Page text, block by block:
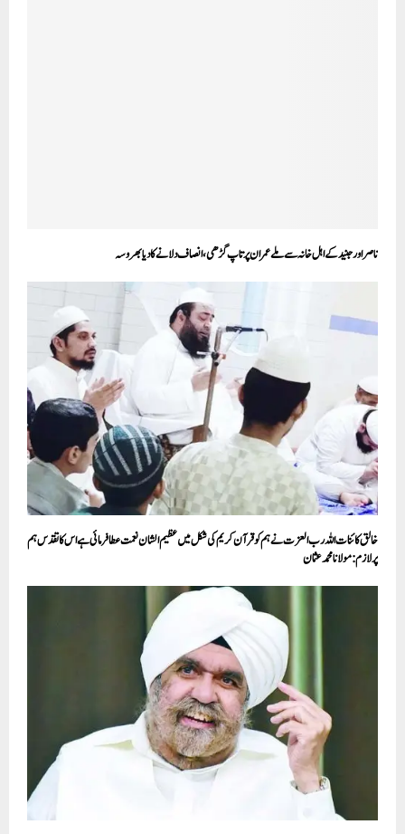
ناصراور جنید کے اہل خانہ سے ملے عمران پرتاپ گڑھی، انصاف دلانے کا دیا بھروسہ
خالق کائنات اللہ رب العزت نے ہم کو قرآن کریم کی شکل میں عظیم الشان نعمت عطا فر ما ئی ہے اس کا تقدس ہم
پر لازم: مولانا محمد عثمان